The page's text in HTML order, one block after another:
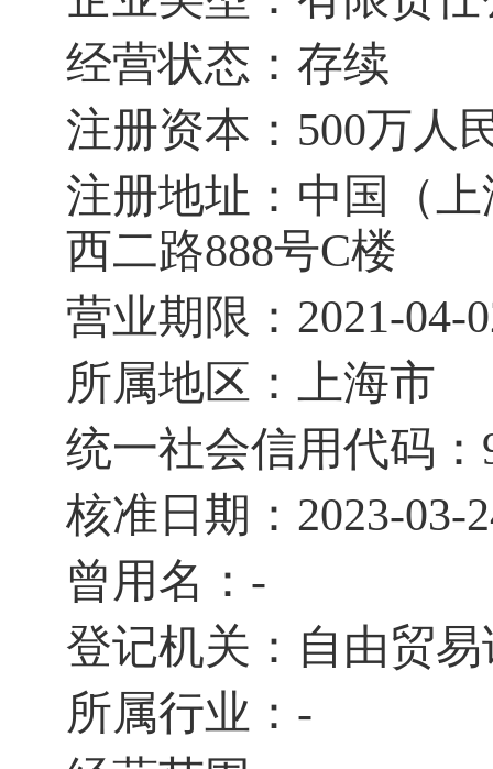
经营状态：存续
注册资本： 500万人
注册地址：中国（
西二路888号C楼
营业期限： 2021-04-
所属地区：上海市
统一社会信用代码：
核准日期： 2023-03-
曾用名： -
登记机关：自由贸
所属行业： -